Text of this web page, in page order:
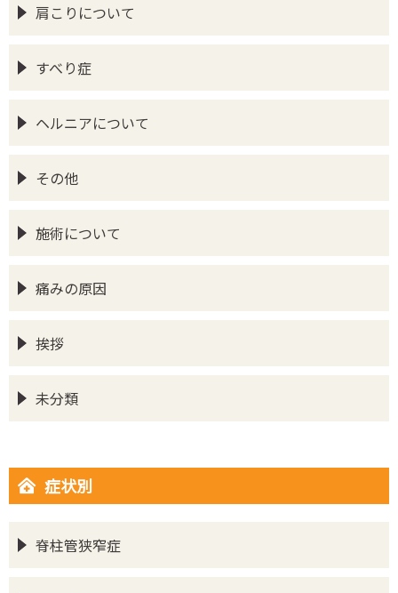
肩こりについて
すべり症
ヘルニアについて
その他
施術について
痛みの原因
挨拶
未分類
症状別
脊柱管狭窄症